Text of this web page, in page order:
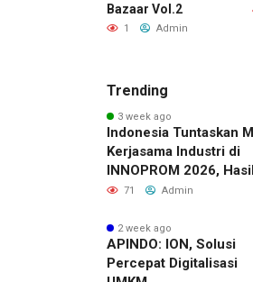
Bazaar Vol.2
1 Admin
Trending
3 week ago
Indonesia Tuntaskan
Kerjasama Industri di
INNOPROM 2026,
Belasan Kerja Sama
71 Admin
2 week ago
APINDO: ION, Solusi
Percepat Digitalisasi